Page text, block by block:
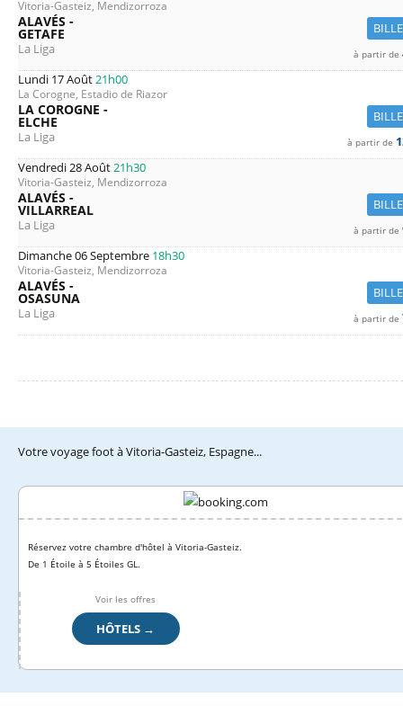
Vitoria-Gasteiz, Mendizorroza
ALAVÉS -
GETAFE
La Liga à partir de
Lundi 17 Août21h00
La Corogne, Estadio de Riazor
LA COROGNE -
ELCHE
La Liga à partir de
Vendredi 28 Août21h30
Vitoria-Gasteiz, Mendizorroza
ALAVÉS -
VILLARREAL
La Liga à partir de
Dimanche 06 Septembre 18h30
Vitoria-Gasteiz, Mendizorroza
ALAVÉS -
OSASUNA
La Liga à partir de
Votre voyage foot à Vitoria-Gasteiz, Espagne...
Réservez votre chambre d'hôtel à Vitoria-Gasteiz.
De 1 Étoile à 5 Étoiles GL.
Voir les offres
HÔTELS →